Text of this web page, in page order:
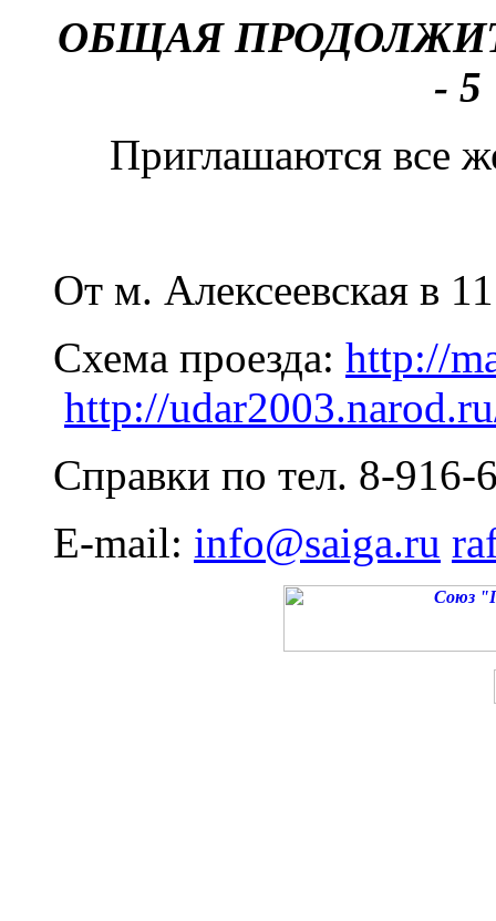
ОБЩАЯ
-
Приглашаются все
От м. Алексеевская в
Схема проезда: http://
http://
Справки по тел. 8-
E-mail: info@saiga.ru